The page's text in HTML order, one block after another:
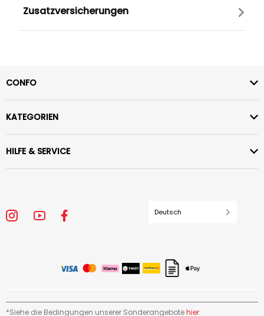
Zusatzversicherungen
CONFO
KATEGORIEN
HILFE & SERVICE
Deutsch
*Siehe die Bedingungen unserer Sonderangebotehier.